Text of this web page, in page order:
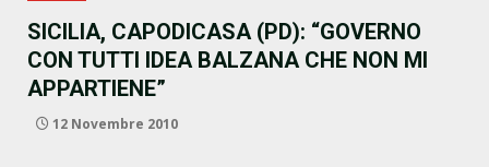
SICILIA, CAPODICASA (PD): “GOVERNO
CON TUTTI IDEA BALZANA CHE NON MI
APPARTIENE”
12 Novembre 2010